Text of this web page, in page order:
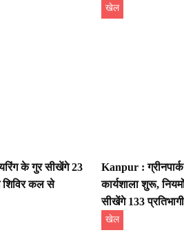
खेल
के गुर सीखेंगे 23
शिविर कल से
Kanpur :
कार्यशाला शुरू,
सीखेंगे 133 प्रतिभागी
खेल